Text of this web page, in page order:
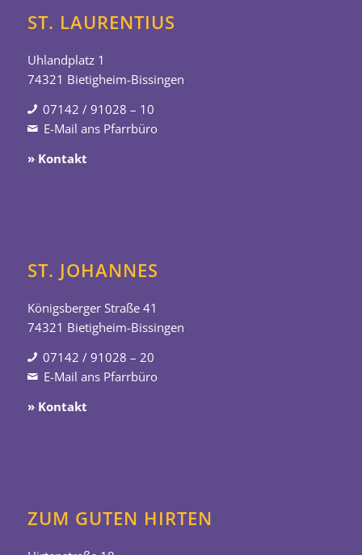
ST. LAURENTIUS
Uhlandplatz 1
74321 Bietigheim-Bissingen
07142 / 91028 – 10
E-Mail ans Pfarrbüro
» Kontakt
ST. JOHANNES
Königsberger Straße 41
74321 Bietigheim-Bissingen
07142 / 91028 – 20
E-Mail ans Pfarrbüro
» Kontakt
ZUM GUTEN HIRTEN